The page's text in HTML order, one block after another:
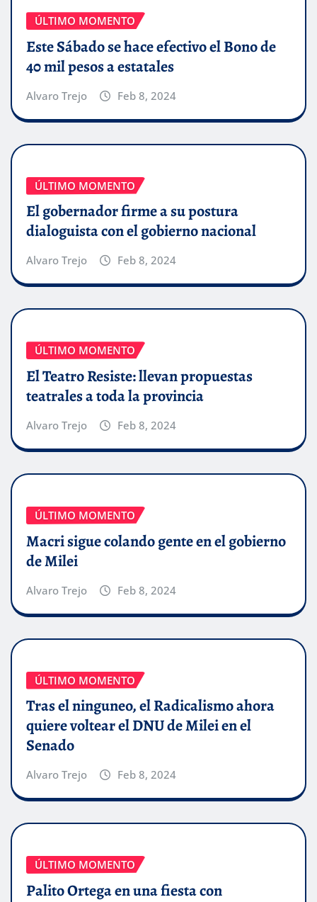
ÚLTIMO MOMENTO
Este Sábado se hace efectivo el Bono de
40 mil pesos a estatales
Alvaro Trejo Feb 8, 2024
ÚLTIMO MOMENTO
El gobernador firme a su postura
dialoguista con el gobierno nacional
Alvaro Trejo Feb 8, 2024
ÚLTIMO MOMENTO
El Teatro Resiste: llevan propuestas
teatrales a toda la provincia
Alvaro Trejo Feb 8, 2024
ÚLTIMO MOMENTO
Macri sigue colando gente en el gobierno
de Milei
Alvaro Trejo Feb 8, 2024
ÚLTIMO MOMENTO
Tras el ninguneo, el Radicalismo ahora
quiere voltear el DNU de Milei en el
Senado
Alvaro Trejo Feb 8, 2024
ÚLTIMO MOMENTO
Palito Ortega en una fiesta con